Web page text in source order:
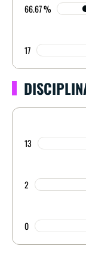
66.67 %
17
13
2
0